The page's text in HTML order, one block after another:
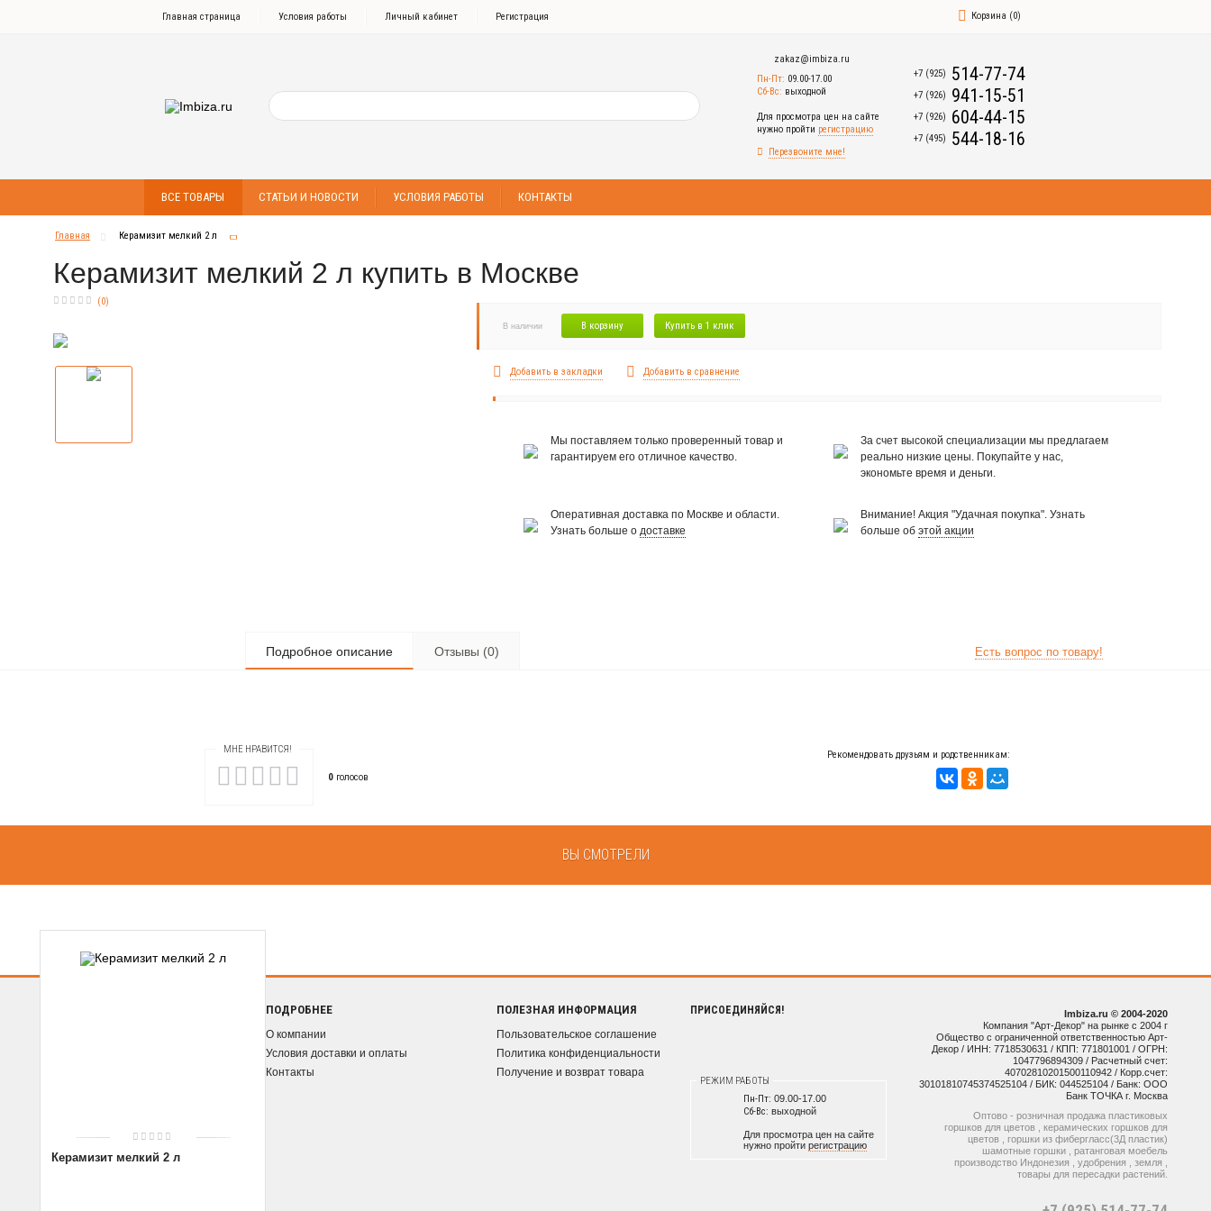
Главная страница Условия работы Личный кабинет Регистрация Корзина (0)
zakaz@imbiza.ru
Пн-Пт: 09.00-17.00
Сб-Вс: выходной
Для просмотра цен на сайте
нужно пройти регистрацию
Перезвоните мне!
+7 (925) 514-77-74
+7 (926) 941-15-51
+7 (926) 604-44-15
+7 (495) 544-18-16
ВСЕ ТОВАРЫ СТАТЬИ И НОВОСТИ УСЛОВИЯ РАБОТЫ КОНТАКТЫ
Главная Керамизит мелкий 2 л
Керамизит мелкий 2 л купить в Москве
(0)
В наличии В корзину Купить в 1 клик
Добавить в закладки Добавить в сравнение
Мы поставляем только проверенный товар и
гарантируем его отличное качество.
За счет высокой специализации мы предлагаем
реально низкие цены. Покупайте у нас,
экономьте время и деньги.
Оперативная доставка по Москве и области.
Узнать больше о доставке
Внимание! Акция "Удачная покупка". Узнать
больше об этой акции
Есть вопрос по товару!
Подробное описание Отзывы (0)
МНЕ НРАВИТСЯ!
0 голосов
Рекомендовать друзьям и родственникам:
ВЫ СМОТРЕЛИ
Керамизит мелкий 2 л
ПОДРОБНЕЕ
О компании
Условия доставки и оплаты
Контакты
ПОЛЕЗНАЯ ИНФОРМАЦИЯ
Пользовательское соглашение
Политика конфиденциальности
Получение и возврат товара
ПРИСОЕДИНЯЙСЯ!
РЕЖИМ РАБОТЫ
Пн-Пт: 09.00-17.00
Сб-Вс: выходной
Для просмотра цен на сайте
нужно пройти регистрацию
Imbiza.ru © 2004-2020
Компания "Арт-Декор" на рынке с 2004 г
Общество с ограниченной ответственностью Арт-
Декор / ИНН: 7718530631 / КПП: 771801001 / ОГРН:
1047796894309 / Расчетный счет:
40702810201500110942 / Корр.счет:
30101810745374525104 / БИК: 044525104 / Банк: ООО
Банк ТОЧКА г. Москва
Оптово - розничная продажа пластиковых
горшков для цветов , керамических горшков для
цветов , горшки из фибергласс(3Д пластик)
шамотные горшки , ратанговая моебель
производство Индонезия , удобрения , земля ,
товары для пересадки растений.